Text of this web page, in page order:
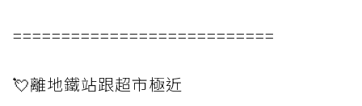
===========================
💘離地鐵站跟超市極近